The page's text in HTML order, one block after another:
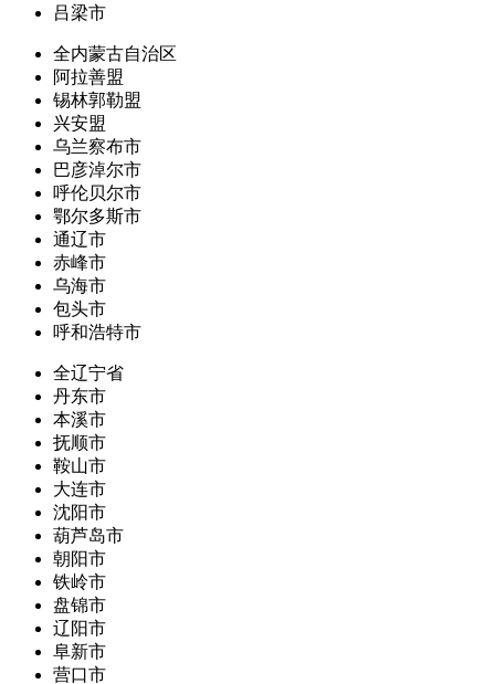
吕梁市
全内蒙古自治区
阿拉善盟
锡林郭勒盟
兴安盟
乌兰察布市
巴彦淖尔市
呼伦贝尔市
鄂尔多斯市
通辽市
赤峰市
乌海市
包头市
呼和浩特市
全辽宁省
丹东市
本溪市
抚顺市
鞍山市
大连市
沈阳市
葫芦岛市
朝阳市
铁岭市
盘锦市
辽阳市
阜新市
营口市